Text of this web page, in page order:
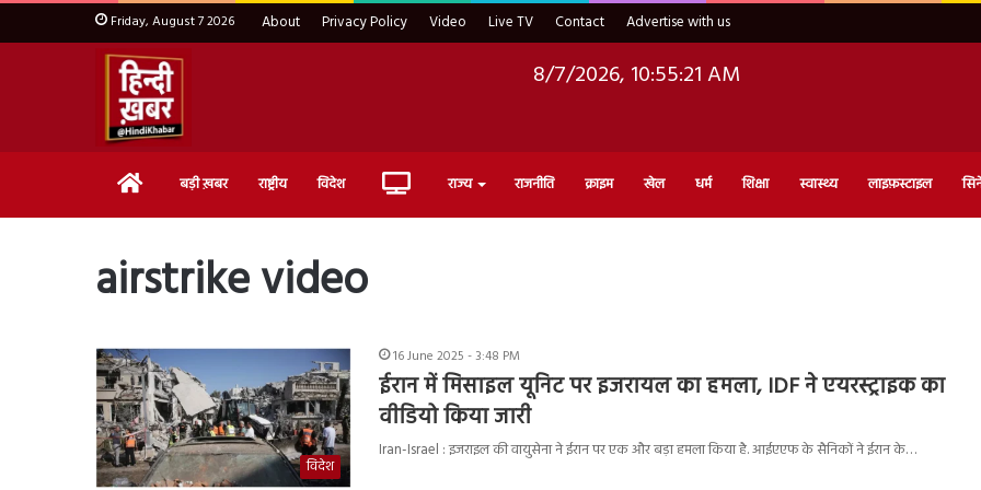
Friday, August 7 2026 About Privacy Policy Video Live TV Contact Advertise with us
8/7/2026, 10:55:22 AM
Home बड़ी ख़बर राष्ट्रीय विदेश Live राज्य राजनीति क्राइम खेल धर्म शिक्षा स्वास्थ्य लाइफ़स्टाइल
airstrike video
विदेश
16 June 2025 - 3:48 PM
ईरान में मिसाइल यूनिट पर इजरायल का हमला, IDF ने एयरस्ट्राइक का
वीडियो किया जारी
Iran-Israel : इजराइल की वायुसेना ने ईरान पर एक और बड़ा हमला किया है. आईएएफ के सैनिकों ने ईरान के…